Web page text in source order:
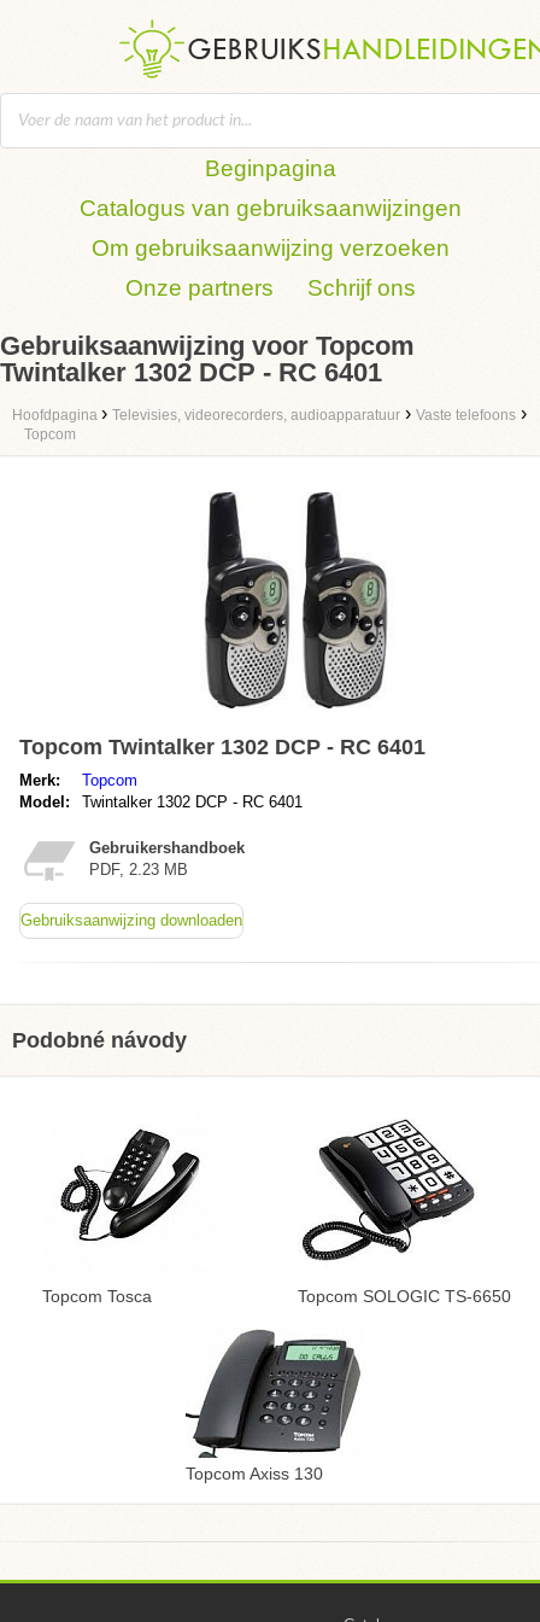
Beginpagina
Catalogus van gebruiksaanwijzingen
Om gebruiksaanwijzing verzoeken
Onze partners
Schrijf ons
Gebruiksaanwijzing voor Topcom
Twintalker 1302 DCP - RC 6401
Hoofdpagina › Televisies, videorecorders, audioapparatuur › Vaste telefoons ›
Topcom
Topcom Twintalker 1302 DCP - RC 6401
Merk:
Topcom
Model:
Twintalker 1302 DCP - RC 6401
Gebruikershandboek
PDF, 2.23 MB
Gebruiksaanwijzing downloaden
Podobné návody
Topcom Tosca Topcom SOLOGIC TS-6650
Topcom Axiss 130